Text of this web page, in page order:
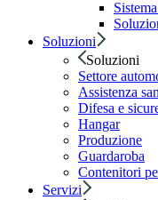
Soluzioni
Soluzioni
Settore
Assistenza
Difesa e
Hangar
Produzione
Guardaroba
Contenitori
Servizi